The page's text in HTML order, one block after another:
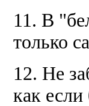
11. В
только
12. Не
как